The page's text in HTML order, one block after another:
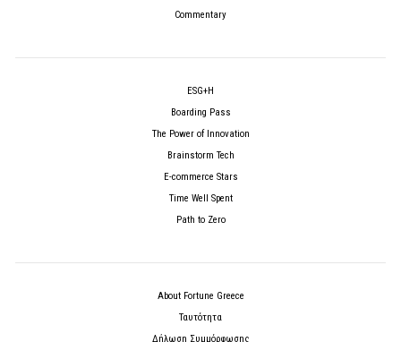
Commentary
ESG+H
Boarding Pass
The Power of Innovation
Brainstorm Tech
E-commerce Stars
Time Well Spent
Path to Zero
About Fortune Greece
Ταυτότητα
Δήλωση Συμμόρφωσης